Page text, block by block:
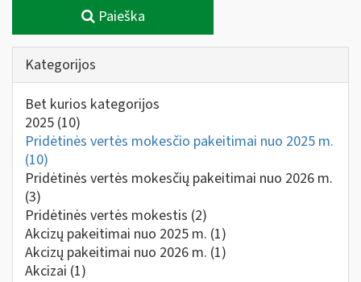
Paieška
Kategorijos
Bet kurios kategorijos
2025 (10)
Pridėtinės vertės mokesčio pakeitimai nuo 2025 m.
(10)
Pridėtinės vertės mokesčių pakeitimai nuo 2026 m.
(3)
Pridėtinės vertės mokestis (2)
Akcizų pakeitimai nuo 2025 m. (1)
Akcizų pakeitimai nuo 2026 m. (1)
Akcizai (1)